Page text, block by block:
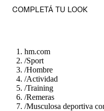
COMPLETÁ TU LOOK
hm.com
/Sport
/Hombre
/Actividad
/Training
/Remeras
/Musculosa deportiva